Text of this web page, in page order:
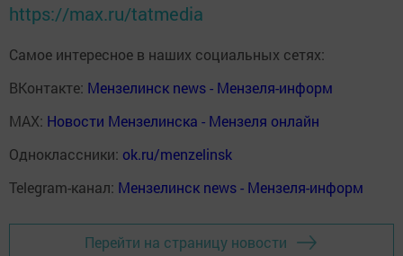
https://max.ru/tatmedia
Самое интересное в наших социальных сетях:
ВКонтакте: Мензелинск news - Мензеля-информ
MAX: Новости Мензелинска - Мензеля онлайн
Одноклассники: ok.ru/menzelinsk
Telegram-канал: Мензелинск news - Мензеля-информ
Перейти на страницу новости